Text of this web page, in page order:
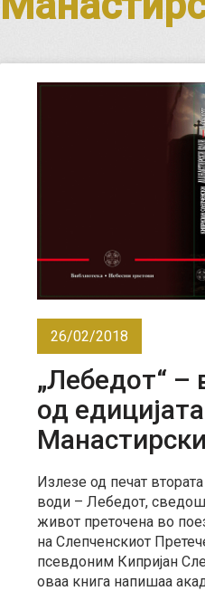
26/02/2018
„Лебедот“ –
од едицијата
Излезе од печат
води – Лебедот,
живот преточена во
на Слепченскиот
псевдоним Кипријан
оваа книга напишаа